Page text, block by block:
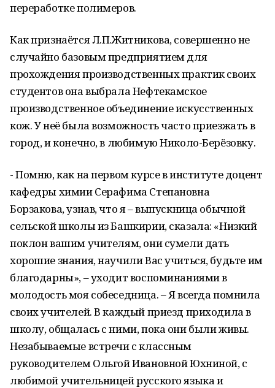
переработке полимеров.
Как признаётся Л.П.Житникова, совершенно не
случайно базовым предприятием для
прохождения производственных практик своих
студентов она выбрала Нефтекамское
производственное объединение искусственных
кож. У неё была возможность часто приезжать в
город, и конечно, в любимую Николо-Берёзовку.
- Помню, как на первом курсе в институте доцент
кафедры химии Серафима Степановна
Борзакова, узнав, что я – выпускница обычной
сельской школы из Башкирии, сказала: «Низкий
поклон вашим учителям, они сумели дать
хорошие знания, научили Вас учиться, будьте им
благодарны», – уходит воспоминаниями в
молодость моя собеседница. – Я всегда помнила
своих учителей. В каждый приезд приходила в
школу, общалась с ними, пока они были живы.
Незабываемые встречи с классным
руководителем Ольгой Ивановной Юхниной, с
любимой учительницей русского языка и